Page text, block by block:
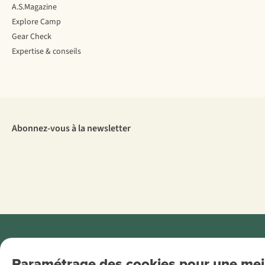
A.S.Magazine
Explore Camp
Gear Check
Expertise & conseils
Abonnez-vous à la newsletter